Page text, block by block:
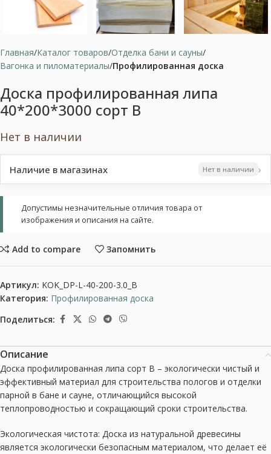
Главная Каталог товаров Отделка бани и сауны
Вагонка и пиломатериалы Профилированная доска
Доска профилированная липа
40*200*3000 сорт В
Нет в наличии
Наличие в магазинах Нет в наличии ›
Допустимы незначительные отличия товара от
изображения и описания на сайте.
Add to compare Запомнить
Артикул: KOK_DP-L-40-200-3.0_B
Категория: Профилированная доска
Поделиться:
Описание
Доска профилированная липа сорт В – экологически чистый и
эффективный материал для строительства пологов и отделки
парной в бане и сауне, отличающийся высокой
теплопроводностью и сокращающий сроки строительства.
Экологическая чистота: Доска из натуральной древесины
является экологически безопасным материалом, что делает её